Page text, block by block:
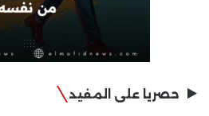
حصريا على المفيد